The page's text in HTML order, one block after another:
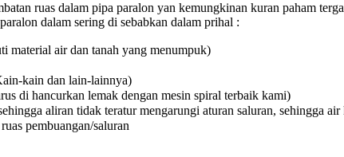
ruas dalam pipa paralon yan kemungkinan kuran paham
dalam sering di sebabkan dalam prihal :
material air dan tanah yang menumpuk)
kain dan lain-lainnya)
di hancurkan lemak dengan mesin spiral terbaik kami)
aliran tidak teratur mengarungi aturan saluran, sehingga
pembuangan/saluran